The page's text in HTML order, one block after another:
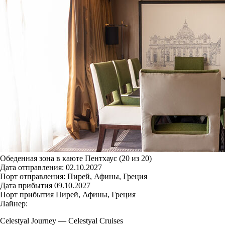
Обеденная зона в каюте Пентхаус (20 из 20)
Дата отправления: 02.10.2027
Порт отправления: Пирей, Афины, Греция
Дата прибытия 09.10.2027
Порт прибытия Пирей, Афины, Греция
Лайнер:
Celestyal Journey — Celestyal Cruises